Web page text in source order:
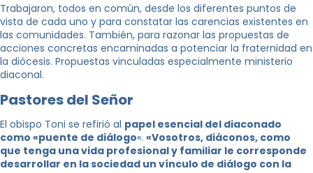
Trabajaron, todos en común, desde los diferentes puntos de
vista de cada uno y para constatar las carencias existentes en
las comunidades. También, para razonar las propuestas de
acciones concretas encaminadas a potenciar la fraternidad en
la diócesis. Propuestas vinculadas especialmente ministerio
diaconal.
Pastores del Señor
El obispo Toni se refirió al papel esencial del diaconado
como «puente de diálogo«. «Vosotros, diáconos, como
que tenga una vida profesional y familiar le corresponde
desarrollar en la sociedad un vínculo de diálogo con la